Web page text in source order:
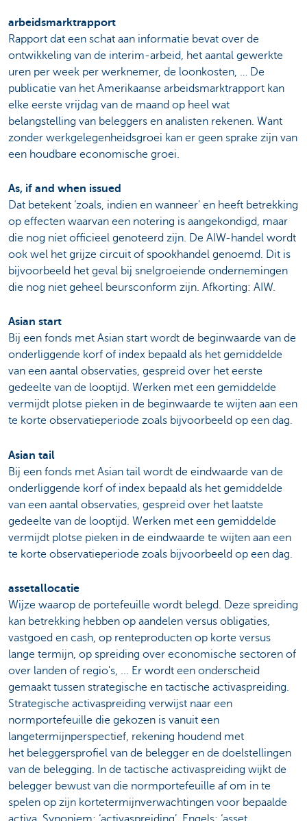
arbeidsmarktrapport
Rapport dat een schat aan informatie bevat over de
ontwikkeling van de interim-arbeid, het aantal gewerkte
uren per week per werknemer, de loonkosten, … De
publicatie van het Amerikaanse arbeidsmarktrapport kan
elke eerste vrijdag van de maand op heel wat
belangstelling van beleggers en analisten rekenen. Want
zonder werkgelegenheidsgroei kan er geen sprake zijn van
een houdbare economische groei.
As, if and when issued
Dat betekent ‘zoals, indien en wanneer’ en heeft betrekking
op effecten waarvan een notering is aangekondigd, maar
die nog niet officieel genoteerd zijn. De AIW-handel wordt
ook wel het grijze circuit of spookhandel genoemd. Dit is
bijvoorbeeld het geval bij snelgroeiende ondernemingen
die nog niet geheel beursconform zijn. Afkorting: AIW.
Asian start
Bij een fonds met Asian start wordt de beginwaarde van de
onderliggende korf of index bepaald als het gemiddelde
van een aantal observaties, gespreid over het eerste
gedeelte van de looptijd. Werken met een gemiddelde
vermijdt plotse pieken in de beginwaarde te wijten aan een
te korte observatieperiode zoals bijvoorbeeld op een dag.
Asian tail
Bij een fonds met Asian tail wordt de eindwaarde van de
onderliggende korf of index bepaald als het gemiddelde
van een aantal observaties, gespreid over het laatste
gedeelte van de looptijd. Werken met een gemiddelde
vermijdt plotse pieken in de eindwaarde te wijten aan een
te korte observatieperiode zoals bijvoorbeeld op een dag.
assetallocatie
Wijze waarop de portefeuille wordt belegd. Deze spreiding
kan betrekking hebben op aandelen versus obligaties,
vastgoed en cash, op renteproducten op korte versus
lange termijn, op spreiding over economische sectoren of
over landen of regio's, ... Er wordt een onderscheid
gemaakt tussen strategische en tactische activaspreiding.
Strategische activaspreiding verwijst naar een
normportefeuille die gekozen is vanuit een
langetermijnperspectief, rekening houdend met
het beleggersprofiel van de belegger en de doelstellingen
van de belegging. In de tactische activaspreiding wijkt de
belegger bewust van die normportefeuille af om in te
spelen op zijn kortetermijnverwachtingen voor bepaalde